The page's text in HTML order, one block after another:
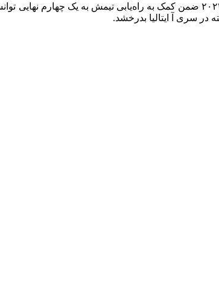
نوموری کیتا غول آفریقایی شاغل در تیم والیبال ورونای ایتالیا با نمایش درخشان در فصل ۲۰۲۵-